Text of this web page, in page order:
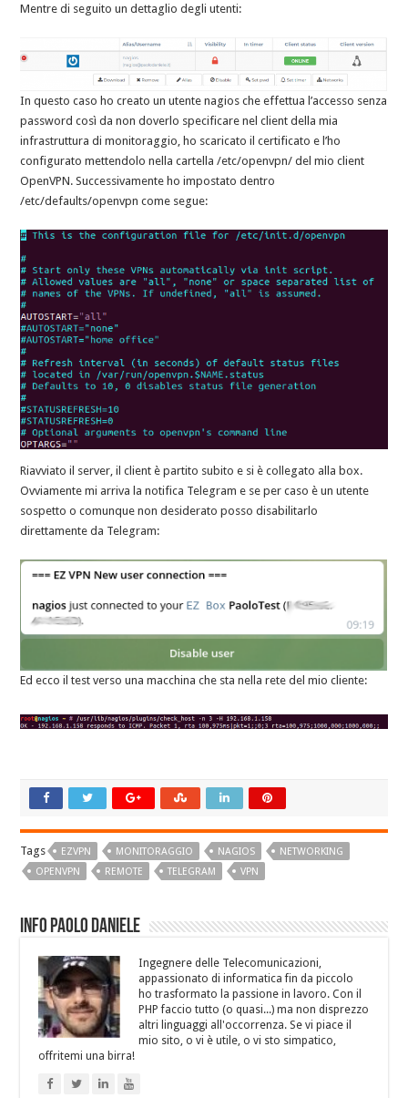
Mentre di seguito un dettaglio degli utenti:
In questo caso ho creato un utente nagios che effettua l’accesso senza
password così da non doverlo specificare nel client della mia
infrastruttura di monitoraggio, ho scaricato il certificato e l’ho
configurato mettendolo nella cartella /etc/openvpn/ del mio client
OpenVPN. Successivamente ho impostato dentro
/etc/defaults/openvpn come segue:
Riavviato il server, il client è partito subito e si è collegato alla box.
Ovviamente mi arriva la notifica Telegram e se per caso è un utente
sospetto o comunque non desiderato posso disabilitarlo
direttamente da Telegram:
Ed ecco il test verso una macchina che sta nella rete del mio cliente:
Tags EZVPN MONITORAGGIO NAGIOS
NETWORKING
OPENVPN
REMOTE TELEGRAM VPN
Info Paolo Daniele
Ingegnere delle Telecomunicazioni,
appassionato di informatica fin da piccolo
ho trasformato la passione in lavoro. Con il
PHP faccio tutto (o quasi...) ma non disprezzo
altri linguaggi all'occorrenza. Se vi piace il
mio sito, o vi è utile, o vi sto simpatico,
offritemi una birra!